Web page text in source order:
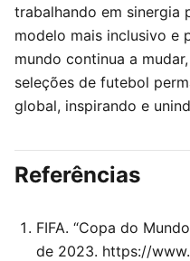
trabalhando em sinergia
modelo mais inclusivo e
mundo continua a
seleções de futebol
global, inspirando e
Referências
FIFA. “Copa do
de 2023. https://